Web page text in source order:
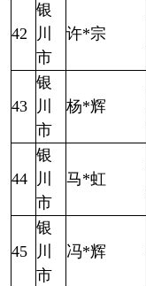
42
银
川
市
许*宗
43
银
川
市
杨*辉
44
银
川
市
马*虹
45
银
川
市
冯*辉